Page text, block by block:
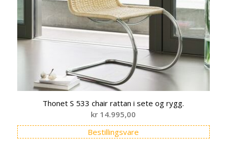
Thonet S 533 chair rattan i sete og rygg.
kr 14.995,00
Bestillingsvare